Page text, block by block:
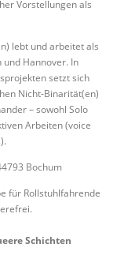
Vorstellungen als
lebt und arbeitet als
Hannover. In
setzt sich
Nicht-Binarität(en)
– sowohl Solo
Arbeiten (voice
Bochum
für Rollstuhlfahrende
Schichten